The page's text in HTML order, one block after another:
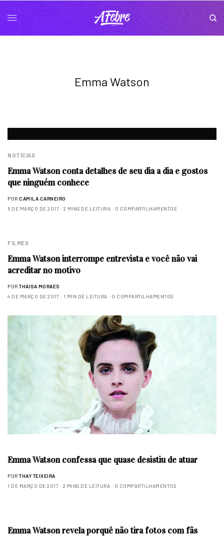
Emma Watson
NOTÍCIAS
Emma Watson conta detalhes de seu dia a dia e gostos
que ninguém conhece
POR CAMILA CARNEIRO
6 DE MARÇO DE 2017
2 MINS DE LEITURA 0 COMPARTILHAMENTOS
FILMES
Emma Watson interrompe entrevista e você não vai
acreditar no motivo
POR THAISA MORAES
4 DE MARÇO DE 2017
1 MIN DE LEITURA 0 COMPARTILHAMENTOS
Emma Watson confessa que quase desistiu de atuar
POR THAY TEIXEIRA
1 DE MARÇO DE 2017
2 MINS DE LEITURA 0 COMPARTILHAMENTOS
Emma Watson revela porquê não tira fotos com fãs